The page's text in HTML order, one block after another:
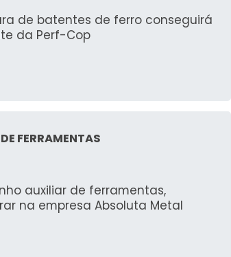
de batentes de ferro conseguirá
da Perf-Cop
FERRAMENTAS
auxiliar de ferramentas,
na empresa Absoluta Metal